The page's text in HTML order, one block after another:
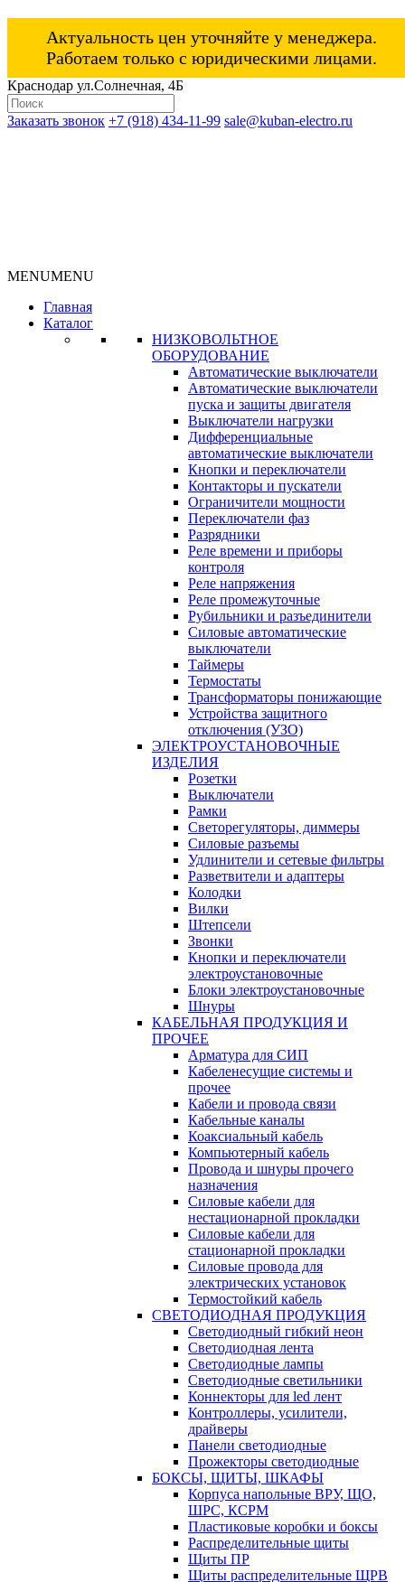
Актуальность цен уточняйте у менеджера.
Работаем только с юридическими лицами.
Краснодар ул.Солнечная, 4Б
Заказать звонок +7 (918) 434-11-99 sale@kuban-electro.ru
MENUMENU
Главная
Каталог
НИЗКОВОЛЬТНОЕ
ОБОРУДОВАНИЕ
Автоматические выключатели
Автоматические выключатели
пуска и защиты двигателя
Выключатели нагрузки
Дифференциальные
автоматические выключатели
Кнопки и переключатели
Контакторы и пускатели
Ограничители мощности
Переключатели фаз
Разрядники
Реле времени и приборы
контроля
Реле напряжения
Реле промежуточные
Рубильники и разъединители
Силовые автоматические
выключатели
Таймеры
Термостаты
Трансформаторы понижающие
Устройства защитного
отключения (УЗО)
ЭЛЕКТРОУСТАНОВОЧНЫЕ
ИЗДЕЛИЯ
Розетки
Выключатели
Рамки
Светорегуляторы, диммеры
Силовые разъемы
Удлинители и сетевые фильтры
Разветвители и адаптеры
Колодки
Вилки
Штепсели
Звонки
Кнопки и переключатели
электроустановочные
Блоки электроустановочные
Шнуры
КАБЕЛЬНАЯ ПРОДУКЦИЯ И
ПРОЧЕЕ
Арматура для СИП
Кабеленесущие системы и
прочее
Кабели и провода связи
Кабельные каналы
Коаксиальный кабель
Компьютерный кабель
Провода и шнуры прочего
назначения
Силовые кабели для
нестационарной прокладки
Силовые кабели для
стационарной прокладки
Силовые провода для
электрических установок
Термостойкий кабель
СВЕТОДИОДНАЯ ПРОДУКЦИЯ
Светодиодный гибкий неон
Светодиодная лента
Светодиодные лампы
Светодиодные светильники
Коннекторы для led лент
Контроллеры, усилители,
драйверы
Панели светодиодные
Прожекторы светодиодные
БОКСЫ, ЩИТЫ, ШКАФЫ
Корпуса напольные ВРУ, ЩО,
ШРС, КСРМ
Пластиковые коробки и боксы
Распределительные щиты
Щиты ПР
Щиты распределительные ЩРВ